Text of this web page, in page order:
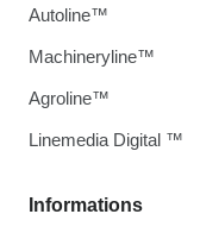
Informations
Autoline™
Machineryline™
Agroline™
Linemedia Digital ™